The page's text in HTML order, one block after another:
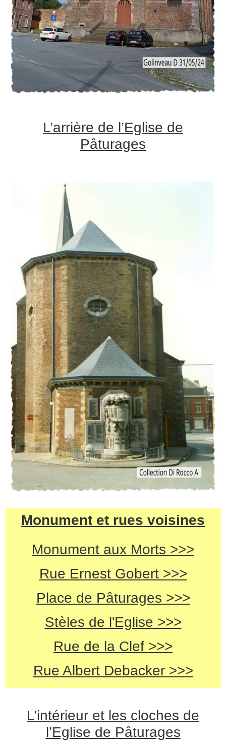
L’arrière de l’Eglise de
Pâturages
Monument et rues voisines
Monument aux Morts >>>
Rue Ernest Gobert >>>
Place de Pâturages >>>
Stèles de l'Eglise >>>
Rue de la Clef >>>
Rue Albert Debacker >>>
L’intérieur et les cloches de
l’Eglise de Pâturages